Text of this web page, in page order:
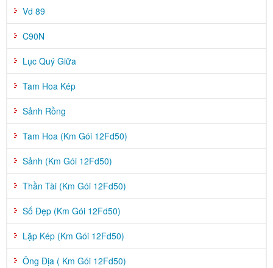
Vd 89
C90N
Lục Quý Giữa
Tam Hoa Kép
Sảnh Rồng
Tam Hoa (Km Gói 12Fd50)
Sảnh (Km Gói 12Fd50)
Thần Tài (Km Gói 12Fd50)
Số Đẹp (Km Gói 12Fd50)
Lặp Kép (Km Gói 12Fd50)
Ông Địa ( Km Gói 12Fd50)